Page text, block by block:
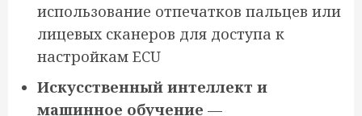
использование отпечатков пальцев или
лицевых сканеров для доступа к
настройкам ECU
Искусственный интеллект и
машинное обучение —